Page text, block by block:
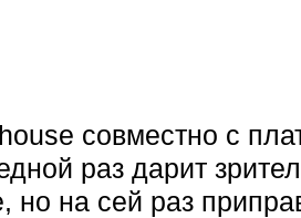
совместно с
раз дарит
но на сей раз